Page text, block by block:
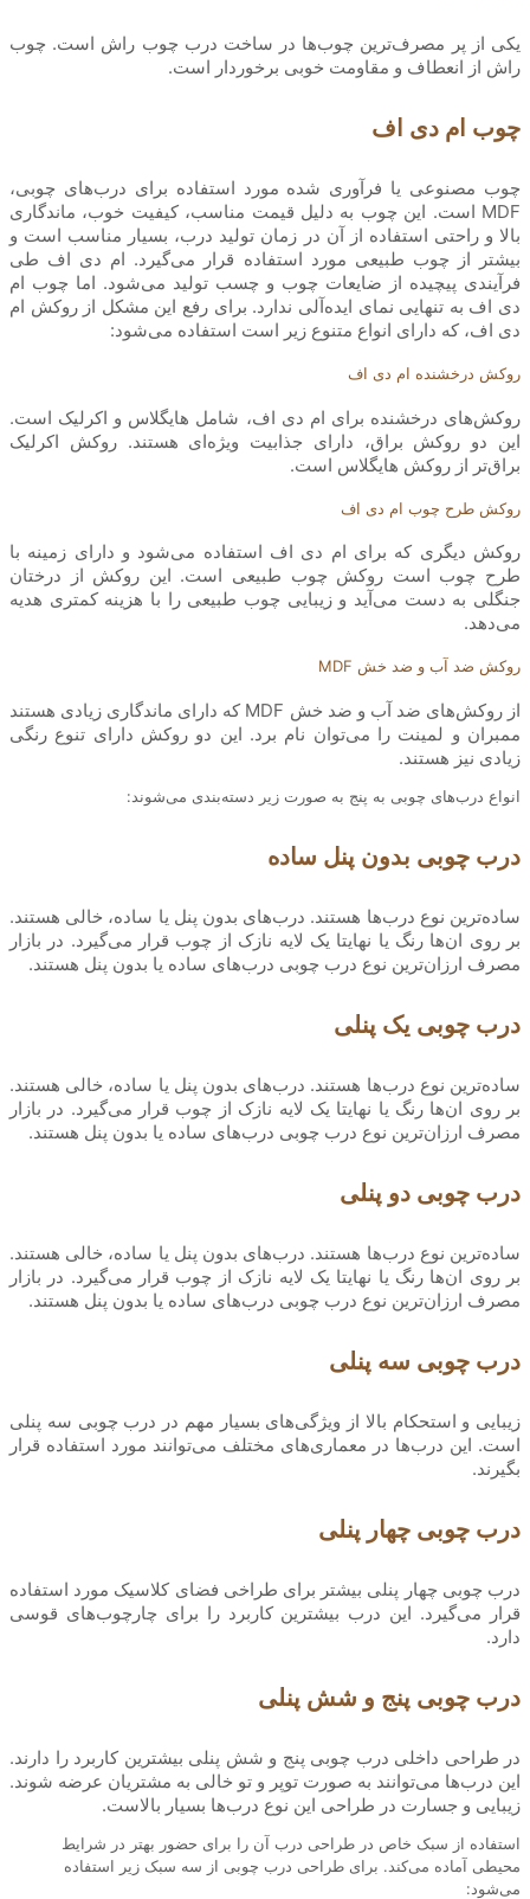
یکی از پر مصرف‌ترین چوب‌ها در ساخت درب چوب راش است. چوب
راش از انعطاف و مقاومت خوبی برخوردار است.
چوب ام دی اف
چوب مصنوعی یا فرآوری شده مورد استفاده برای درب‌های چوبی،
MDF است. این چوب به دلیل قیمت مناسب، کیفیت خوب، ماندگاری
بالا و راحتی استفاده از آن در زمان تولید درب، بسیار مناسب است و
بیشتر از چوب طبیعی مورد استفاده قرار می‌گیرد. ام دی اف طی
فرآیندی پیچیده از ضایعات چوب و چسب تولید می‌شود. اما چوب ام
دی اف به تنهایی نمای ایده‌آلی ندارد. برای رفع این مشکل از روکش ام
دی اف، که دارای انواع متنوع زیر است استفاده می‌شود:
روکش درخشنده ام دی اف
روکش‌های درخشنده برای ام دی اف، شامل هایگلاس و اکرلیک است.
این دو روکش براق، دارای جذابیت ویژه‌ای هستند. روکش اکرلیک
براق‌تر از روکش هایگلاس است.
روکش‌ طرح چوب ام دی اف
روکش‌ دیگری که برای ام دی اف استفاده می‌شود و دارای زمینه با
طرح چوب است روکش چوب طبیعی است. این روکش از درختان
جنگلی به دست می‌آید و زیبایی چوب طبیعی را با هزینه کمتری هدیه
می‌دهد.
روکش ضد آب و ضد خش MDF
از روکش‌های ضد آب و ضد خش MDF که دارای ماندگاری زیادی هستند
ممبران و لمینت را می‌توان نام برد. این دو روکش دارای تنوع رنگی
زیادی نیز هستند.
انواع درب‌های چوبی به پنج به صورت زیر دسته‌بندی می‌شوند:
درب چوبی بدون پنل ساده
ساده‌ترین نوع درب‌ها هستند. درب‌های بدون پنل یا ساده، خالی هستند.
بر روی ان‌ها رنگ یا نهایتا یک لایه نازک از چوب قرار می‌گیرد. در بازار
مصرف ارزان‌ترین نوع درب چوبی درب‌های ساده یا بدون پنل هستند.
درب چوبی یک پنلی
ساده‌ترین نوع درب‌ها هستند. درب‌های بدون پنل یا ساده، خالی هستند.
بر روی ان‌ها رنگ یا نهایتا یک لایه نازک از چوب قرار می‌گیرد. در بازار
مصرف ارزان‌ترین نوع درب چوبی درب‌های ساده یا بدون پنل هستند.
درب چوبی دو پنلی
ساده‌ترین نوع درب‌ها هستند. درب‌های بدون پنل یا ساده، خالی هستند.
بر روی ان‌ها رنگ یا نهایتا یک لایه نازک از چوب قرار می‌گیرد. در بازار
مصرف ارزان‌ترین نوع درب چوبی درب‌های ساده یا بدون پنل هستند.
درب چوبی سه پنلی
زیبایی و استحکام بالا از ویژگی‌های بسیار مهم در درب چوبی سه پنلی
است. این درب‌ها در معماری‌های مختلف می‌توانند مورد استفاده قرار
بگیرند.
درب چوبی چهار پنلی
درب چوبی چهار پنلی بیشتر برای طراخی فضای کلاسیک مورد استفاده
قرار می‌گیرد. این درب بیشترین کاربرد را برای چارچوب‌های قوسی
دارد.
درب چوبی پنج و شش پنلی
در طراحی داخلی درب چوبی پنج و شش پنلی بیشترین کاربرد را دارند.
این درب‌ها می‌توانند به صورت توپر و تو خالی به مشتریان عرضه شوند.
زیبایی و جسارت در طراحی این نوع درب‌ها بسیار بالاست.
استفاده از سبک خاص در طراحی درب آن را برای حضور بهتر در شرایط
محیطی آماده می‌کند. برای طراحی درب چوبی از سه سبک زیر استفاده
می‌شود: